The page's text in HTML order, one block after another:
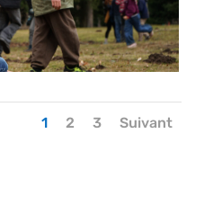
1 2 3 Suivant